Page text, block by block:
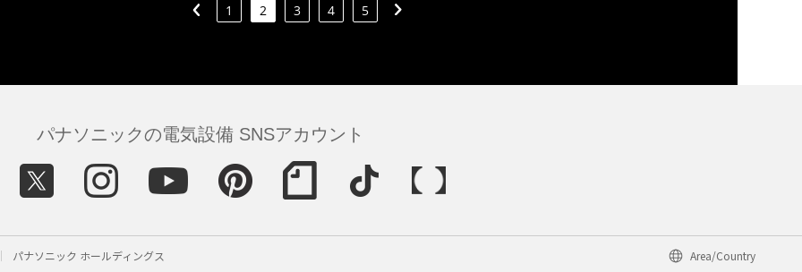
1 2 3 4 5
パナソニックの電気設備 SNSアカウント
パナソニック ホールディングス Area/Country